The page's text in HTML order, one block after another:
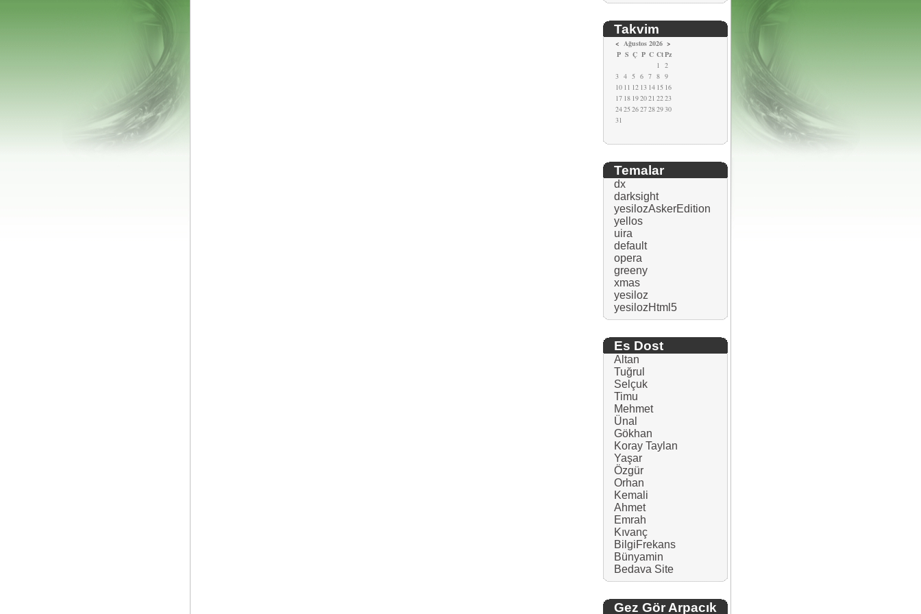
Takvim
< Ağustos 2026 >
P S Ç P C CtPz
1 2
3 4 5 6 7 8 9
10 11 12 13 14 15 16
17 18 192021 2223
24252627282930
31
Temalar
dx
darksight
yesilozAskerEdition
yellos
uira
default
opera
greeny
xmas
yesiloz
yesilozHtml5
Es Dost
Altan
Tuğrul
Selçuk
Timu
Mehmet
Ünal
Gökhan
Koray Taylan
Yaşar
Özgür
Orhan
Kemali
Ahmet
Emrah
Kıvanç
BilgiFrekans
Bünyamin
Bedava Site
Gez Gör Arpacık